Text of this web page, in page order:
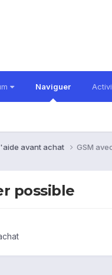
Naviguer
avant achat GSM
possible